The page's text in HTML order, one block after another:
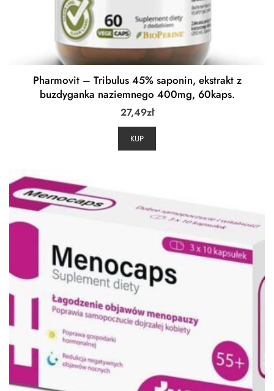
Pharmovit – Tribulus 45% saponin, ekstrakt z
buzdyganka naziemnego 400mg, 60kaps.
27,49zł
KUP